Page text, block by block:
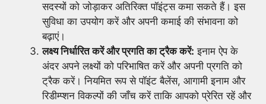
सदस्यों को जोड़ाकर अतिरिक्त पॉइंट्स कमा सकते हैं। इस
सुविधा का उपयोग करें और अपनी कमाई की संभावना को
बढ़ाएं।
लक्ष्य निर्धारित करें और प्रगति का ट्रैक करें: इनाम ऐप के
अंदर अपने लक्ष्यों को परिभाषित करें और अपनी प्रगति को
ट्रैक करें। नियमित रूप से पॉइंट बैलेंस, आगामी इनाम और
रिडीम्प्शन विकल्पों की जाँच करें ताकि आपको प्रेरित रहें और